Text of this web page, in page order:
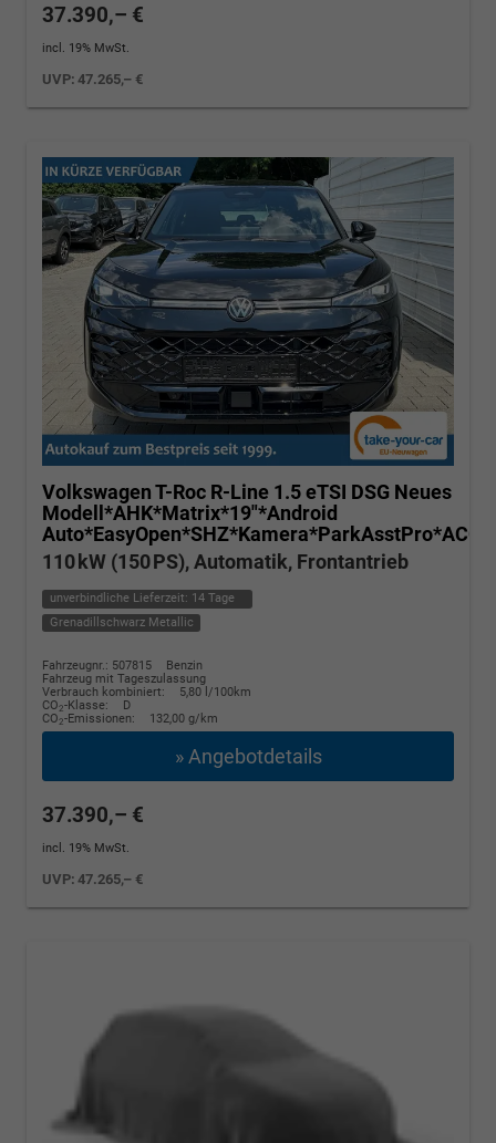
37.390,– €
incl. 19% MwSt.
UVP:47.265,– €
Volkswagen T-Roc R-Line 1.5 eTSI DSG Neues
Modell*AHK*Matrix*19"*Android
110 kW (150 PS), Automatik, Frontantrieb
unverbindliche Lieferzeit: 14 Tage
Grenadillschwarz Metallic
Fahrzeugnr.: 507815
Benzin
Fahrzeug mit Tageszulassung
Verbrauch kombiniert:
5,80 l/100km
CO2-Klasse:
D
CO2-Emissionen: 132,00 g/km
» Angebotdetails
37.390,– €
incl. 19% MwSt.
UVP:47.265,– €